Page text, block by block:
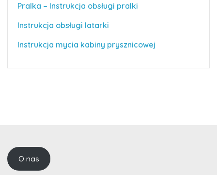
Pralka – Instrukcja obsługi pralki
Instrukcja obsługi latarki
Instrukcja mycia kabiny prysznicowej
O nas